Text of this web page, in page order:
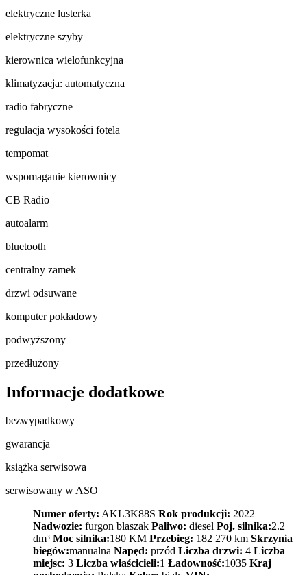
elektryczne lusterka
elektryczne szyby
kierownica wielofunkcyjna
klimatyzacja: automatyczna
radio fabryczne
regulacja wysokości fotela
tempomat
wspomaganie kierownicy
CB Radio
autoalarm
bluetooth
centralny zamek
drzwi odsuwane
komputer pokładowy
podwyższony
przedłużony
Informacje dodatkowe
bezwypadkowy
gwarancja
książka serwisowa
serwisowany w ASO
Numer oferty: AKL3K88S Rok produkcji: 2022
Nadwozie: furgon blaszak Paliwo: diesel Poj. silnika:2.2
dm³ Moc silnika:180 KM Przebieg: 182 270 km Skrzynia
biegów:manualna Napęd: przód Liczba drzwi: 4 Liczba
miejsc: 3 Liczba właścicieli:1 Ładowność:1035 Kraj